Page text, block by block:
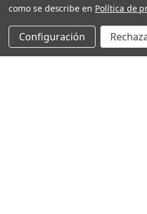
como se describe en Política de
Configuración